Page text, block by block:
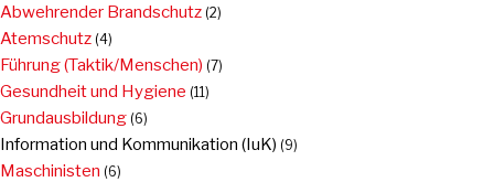
Abwehrender Brandschutz (2)
Atemschutz (4)
Führung (Taktik/Menschen) (7)
Gesundheit und Hygiene (11)
Grundausbildung (6)
Information und Kommunikation (IuK) (9)
Maschinisten (6)